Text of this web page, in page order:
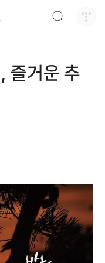
즐거운 추